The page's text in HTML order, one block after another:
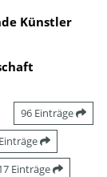
Künstler
96 Einträge
Einträge